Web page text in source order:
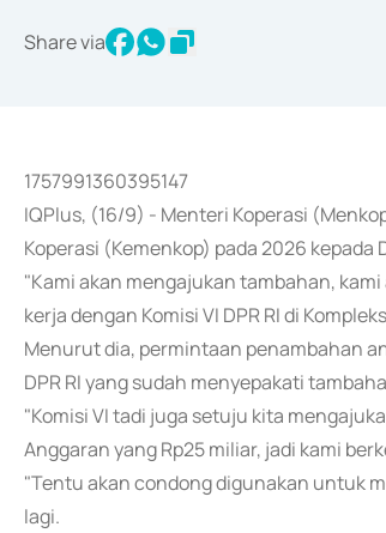
Share via
1757991360395147
IQPlus, (16/9) - Menteri Koperasi
Koperasi (Kemenkop) pada 2026
"Kami akan mengajukan tambahan,
kerja dengan Komisi VI DPR RI di
Menurut dia, permintaan penambahan
DPR RI yang sudah menyepakati
"Komisi VI tadi juga setuju kita
Anggaran yang Rp25 miliar, jadi kami
"Tentu akan condong digunakan untuk
lagi.